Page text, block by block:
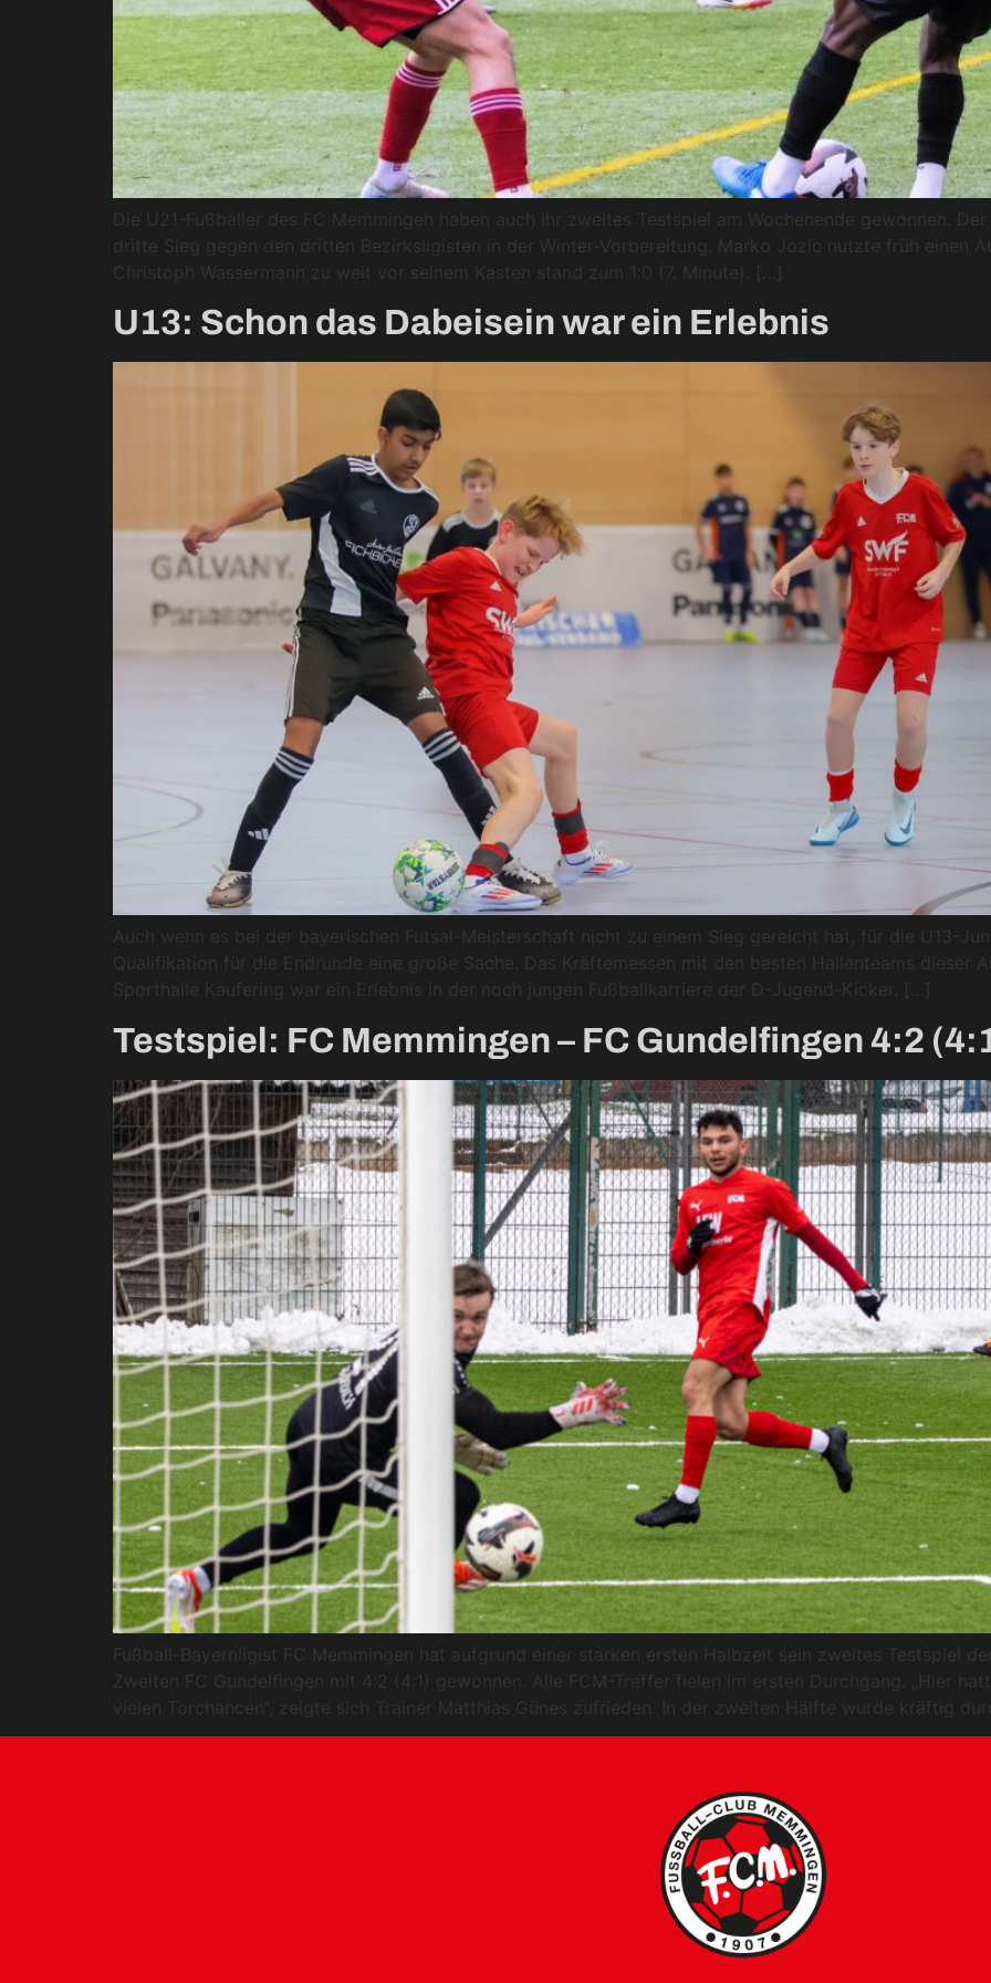
Die U21-Fußballer des FC Memmingen haben auch ihr zweites Testspiel am Wochenende gewonnen.
dritte Sieg gegen den dritten Bezirksligisten in der Winter-Vorbereitung. Marko Jozic nutzte früh einen
Christoph Wassermann zu weit vor seinem Kasten stand zum 1:0 (7. Minute). […]
U13: Schon das Dabeisein war ein Erlebnis
Auch wenn es bei der bayerischen Futsal-Meisterschaft nicht zu einem Sieg gereicht hat, für die U13-
Qualifikation für die Endrunde eine große Sache. Das Kräftemessen mit den besten Hallenteams dieser
Sporthalle Kaufering war ein Erlebnis in der noch jungen Fußballkarriere der D-Jugend-Kicker. […]
Testspiel: FC Memmingen – FC Gundelfingen 4:2
Fußball-Bayernligist FC Memmingen hat aufgrund einer starken ersten Halbzeit sein zweites Testspiel
Zweiten FC Gundelfingen mit 4:2 (4:1) gewonnen. Alle FCM-Treffer fielen im ersten Durchgang. „Hier
vielen Torchancen“, zeigte sich Trainer Matthias Günes zufrieden. In der zweiten Hälfte wurde kräftig